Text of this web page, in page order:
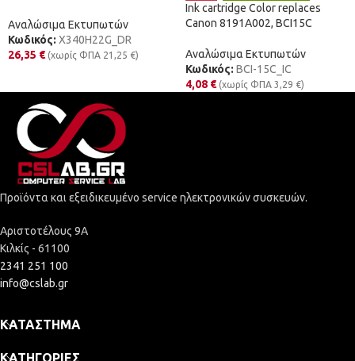
Αναλώσιμα Εκτυπωτών
Κωδικός: X340H22G_DR
26,35 € (χωρίς ΦΠΑ 21,25 €)
Ink cartridge Color replaces
Canon 8191A002, BCI15C
Αναλώσιμα Εκτυπωτών
Κωδικός: BCI-15C_IC
4,08 € (χωρίς ΦΠΑ 3,29 €)
Προϊόντα και εξειδικευμένο service ηλεκτρονικών συσκευών.
Αριστοτέλους 9Α
Κιλκίς - 61100
2341 251 100
info@cslab.gr
ΚΑΤΆΣΤΗΜΑ
ΚΑΤΗΓΟΡΊΕΣ